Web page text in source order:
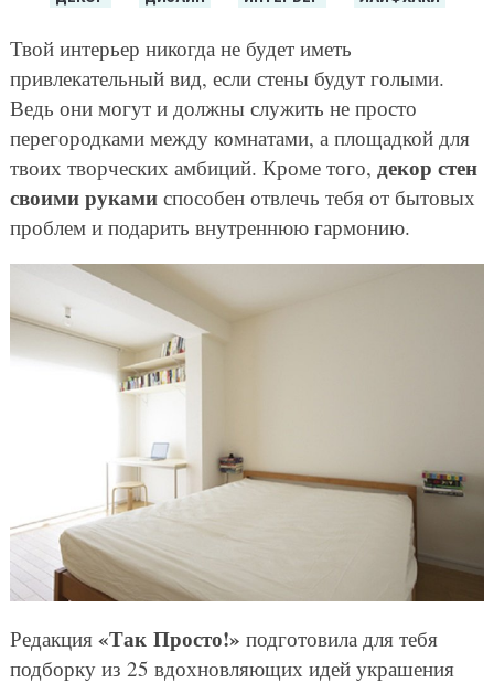
Твой интерьер никогда не будет иметь
привлекательный вид, если стены будут голыми.
Ведь они могут и должны служить не просто
перегородками между комнатами, а площадкой для
твоих творческих амбиций. Кроме того, декор стен
своими рукамиспособен отвлечь тебя от бытовых
проблем и подарить внутреннюю гармонию.
Редакция «Так Просто!» подготовила для тебя
подборку из 25 вдохновляющих идей украшения